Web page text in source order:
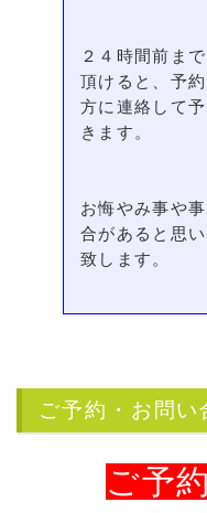
２４時間前ま
頂けると、予
方に連絡して
きます。
お悔やみ事や
合があると思
致します。
ご予約・お問い
ご予